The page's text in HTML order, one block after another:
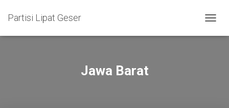
Partisi Lipat Geser
Jawa Barat